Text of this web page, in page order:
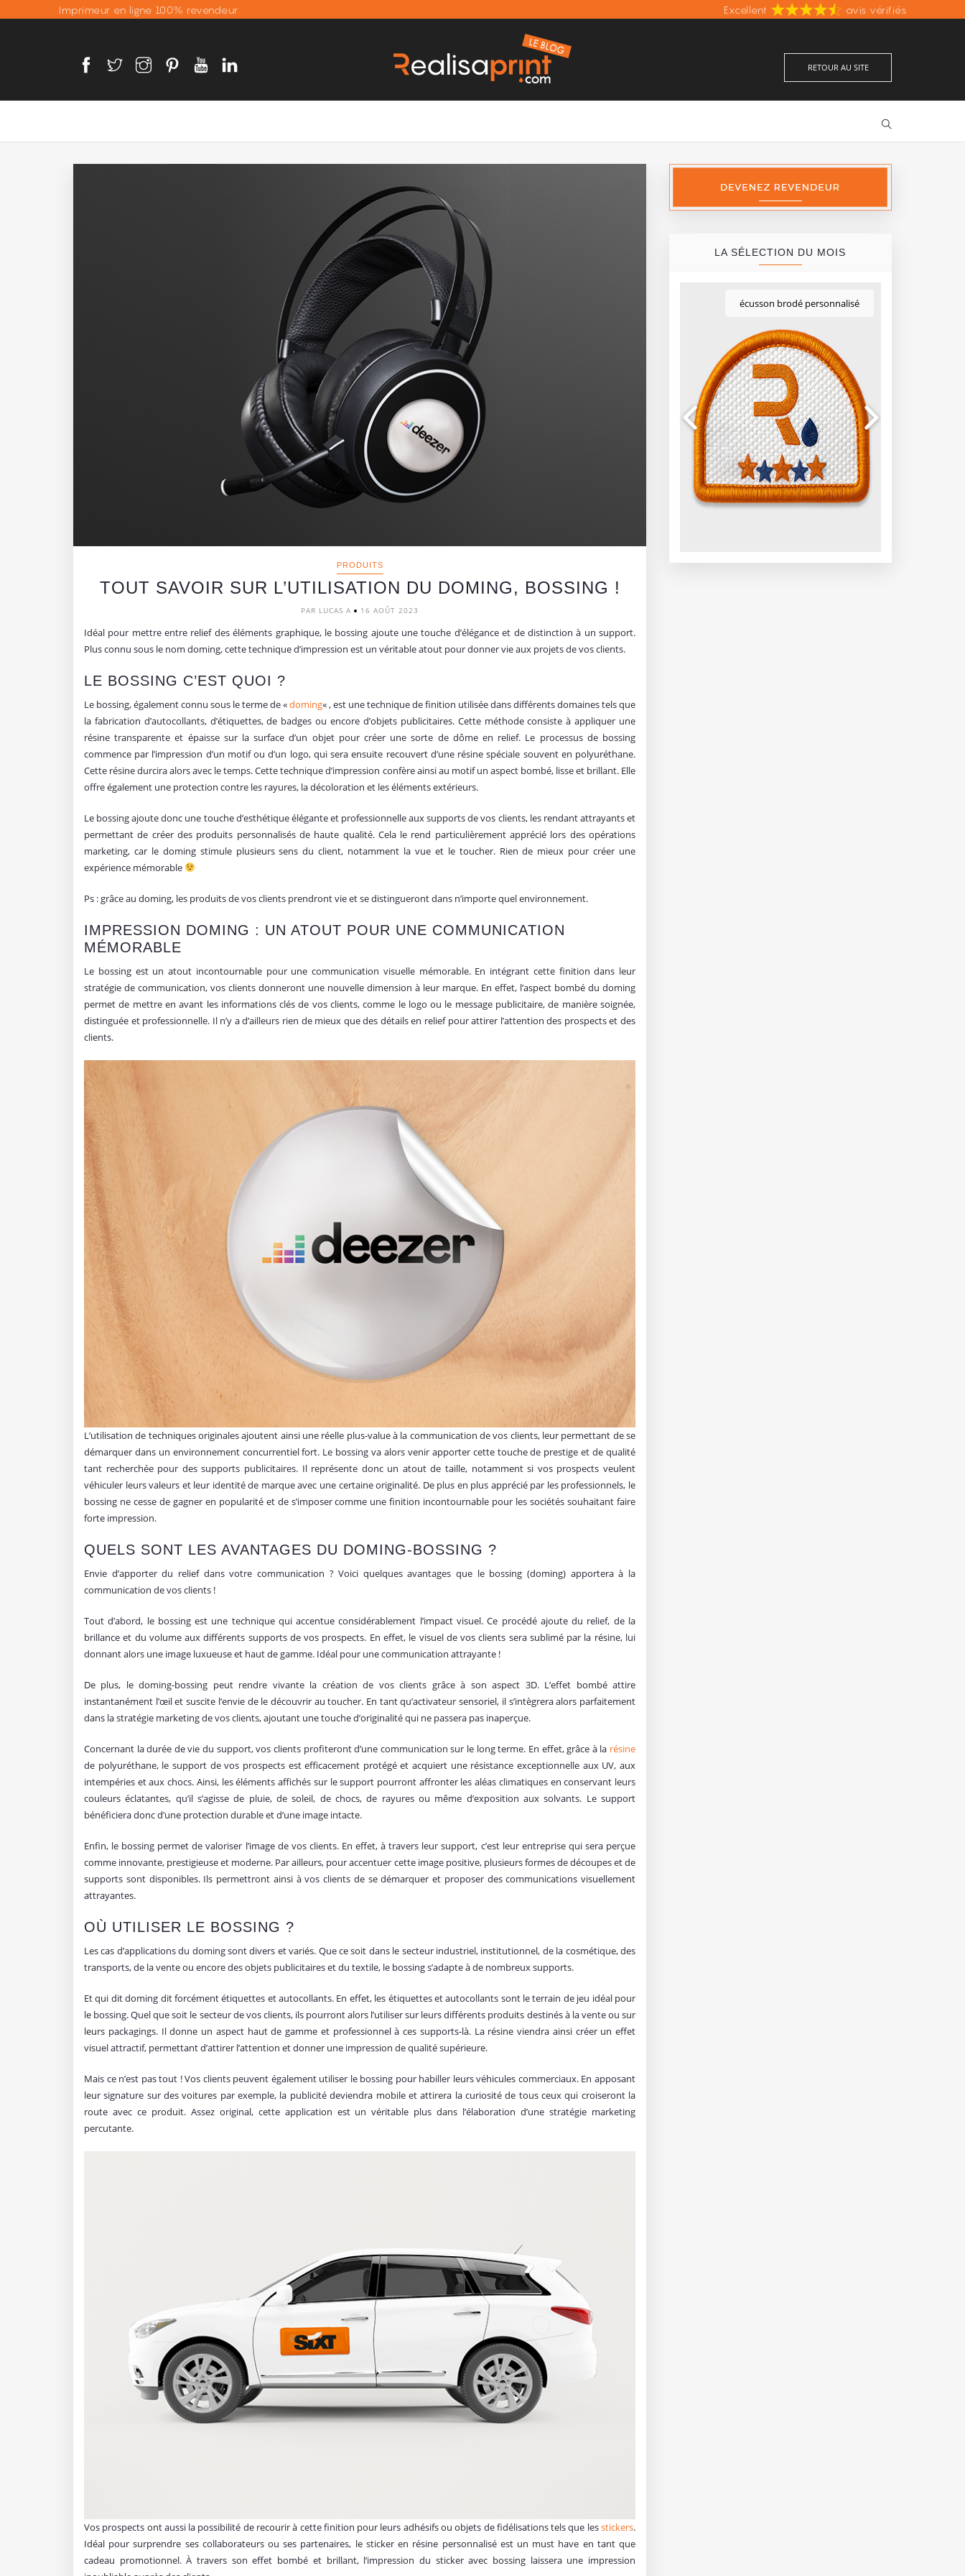
Imprimeur en ligne 100% revendeur Fabrication française
Excellent
avis vérifiés
RETOUR AU SITE
PRODUITS
TOUT SAVOIR SUR L’UTILISATION DU DOMING, BOSSING !
PAR LUCAS A 16 AOÛT 2023
Idéal pour mettre entre relief des éléments graphique, le bossing ajoute une touche d’élégance et de distinction à un support.
Plus connu sous le nom doming, cette technique d’impression est un véritable atout pour donner vie aux projets de vos clients.
LE BOSSING C’EST QUOI ?
Le bossing, également connu sous le terme de «doming« , est une technique de finition utilisée dans différents domaines tels que
la fabrication d’autocollants, d’étiquettes, de badges ou encore d’objets publicitaires. Cette méthode consiste à appliquer une
résine transparente et épaisse sur la surface d’un objet pour créer une sorte de dôme en relief. Le processus de bossing
commence par l’impression d’un motif ou d’un logo, qui sera ensuite recouvert d’une résine spéciale souvent en polyuréthane.
Cette résine durcira alors avec le temps. Cette technique d’impression confère ainsi au motif un aspect bombé, lisse et brillant. Elle
offre également une protection contre les rayures, la décoloration et les éléments extérieurs.
Le bossing ajoute donc une touche d’esthétique élégante et professionnelle aux supports de vos clients, les rendant attrayants et
permettant de créer des produits personnalisés de haute qualité. Cela le rend particulièrement apprécié lors des opérations
marketing, car le doming stimule plusieurs sens du client, notamment la vue et le toucher. Rien de mieux pour créer une
expérience mémorable
Ps : grâce au doming, les produits de vos clients prendront vie et se distingueront dans n’importe quel environnement.
IMPRESSION DOMING : UN ATOUT POUR UNE COMMUNICATION
MÉMORABLE
Le bossing est un atout incontournable pour une communication visuelle mémorable. En intégrant cette finition dans leur
stratégie de communication, vos clients donneront une nouvelle dimension à leur marque. En effet, l’aspect bombé du doming
permet de mettre en avant les informations clés de vos clients, comme le logo ou le message publicitaire, de manière soignée,
distinguée et professionnelle. Il n’y a d’ailleurs rien de mieux que des détails en relief pour attirer l’attention des prospects et des
clients.
L’utilisation de techniques originales ajoutent ainsi une réelle plus-value à la communication de vos clients, leur permettant de se
démarquer dans un environnement concurrentiel fort. Le bossing va alors venir apporter cette touche de prestige et de qualité
tant recherchée pour des supports publicitaires. Il représente donc un atout de taille, notamment si vos prospects veulent
véhiculer leurs valeurs et leur identité de marque avec une certaine originalité. De plus en plus apprécié par les professionnels, le
bossing ne cesse de gagner en popularité et de s’imposer comme une finition incontournable pour les sociétés souhaitant faire
forte impression.
QUELS SONT LES AVANTAGES DU DOMING-BOSSING ?
Envie d’apporter du relief dans votre communication ? Voici quelques avantages que le bossing (doming) apportera à la
communication de vos clients !
Tout d’abord, le bossing est une technique qui accentue considérablement l’impact visuel. Ce procédé ajoute du relief, de la
brillance et du volume aux différents supports de vos prospects. En effet, le visuel de vos clients sera sublimé par la résine, lui
donnant alors une image luxueuse et haut de gamme. Idéal pour une communication attrayante !
De plus, le doming-bossing peut rendre vivante la création de vos clients grâce à son aspect 3D. L’effet bombé attire
instantanément l’œil et suscite l’envie de le découvrir au toucher. En tant qu’activateur sensoriel, il s’intègrera alors parfaitement
dans la stratégie marketing de vos clients, ajoutant une touche d’originalité qui ne passera pas inaperçue.
Concernant la durée de vie du support, vos clients profiteront d’une communication sur le long terme. En effet, grâce à la résine
de polyuréthane, le support de vos prospects est efficacement protégé et acquiert une résistance exceptionnelle aux UV, aux
intempéries et aux chocs. Ainsi, les éléments affichés sur le support pourront affronter les aléas climatiques en conservant leurs
couleurs éclatantes, qu’il s’agisse de pluie, de soleil, de chocs, de rayures ou même d’exposition aux solvants. Le support
bénéficiera donc d’une protection durable et d’une image intacte.
Enfin, le bossing permet de valoriser l’image de vos clients. En effet, à travers leur support, c’est leur entreprise qui sera perçue
comme innovante, prestigieuse et moderne. Par ailleurs, pour accentuer cette image positive, plusieurs formes de découpes et de
supports sont disponibles. Ils permettront ainsi à vos clients de se démarquer et proposer des communications visuellement
attrayantes.
OÙ UTILISER LE BOSSING ?
Les cas d’applications du doming sont divers et variés. Que ce soit dans le secteur industriel, institutionnel, de la cosmétique, des
transports, de la vente ou encore des objets publicitaires et du textile, le bossing s’adapte à de nombreux supports.
Et qui dit doming dit forcément étiquettes et autocollants. En effet, les étiquettes et autocollants sont le terrain de jeu idéal pour
le bossing. Quel que soit le secteur de vos clients, ils pourront alors l’utiliser sur leurs différents produits destinés à la vente ou sur
leurs packagings. Il donne un aspect haut de gamme et professionnel à ces supports-là. La résine viendra ainsi créer un effet
visuel attractif, permettant d’attirer l’attention et donner une impression de qualité supérieure.
Mais ce n’est pas tout ! Vos clients peuvent également utiliser le bossing pour habiller leurs véhicules commerciaux. En apposant
leur signature sur des voitures par exemple, la publicité deviendra mobile et attirera la curiosité de tous ceux qui croiseront la
route avec ce produit. Assez original, cette application est un véritable plus dans l’élaboration d’une stratégie marketing
percutante.
Vos prospects ont aussi la possibilité de recourir à cette finition pour leurs adhésifs ou objets de fidélisations tels que lesstickers.
Idéal pour surprendre ses collaborateurs ou ses partenaires, le sticker en résine personnalisé est un must have en tant que
cadeau promotionnel. À travers son effet bombé et brillant, l’impression du sticker avec bossing laissera une impression
LA SÉLECTION DU MOIS
écusson brodé personnalisé